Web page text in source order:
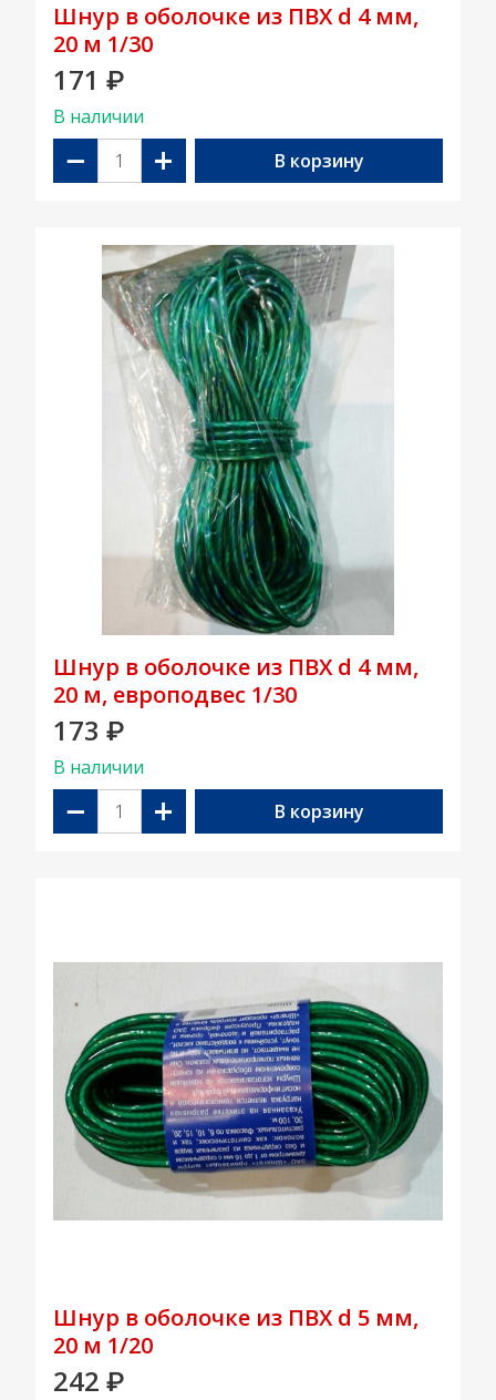
Шнур в оболочке из ПВХ d 4 мм,
20 м 1/30
171 ₽
В наличии
− + В корзину
Шнур в оболочке из ПВХ d 4 мм,
20 м, европодвес 1/30
173 ₽
В наличии
− + В корзину
Шнур в оболочке из ПВХ d 5 мм,
20 м 1/20
242 ₽